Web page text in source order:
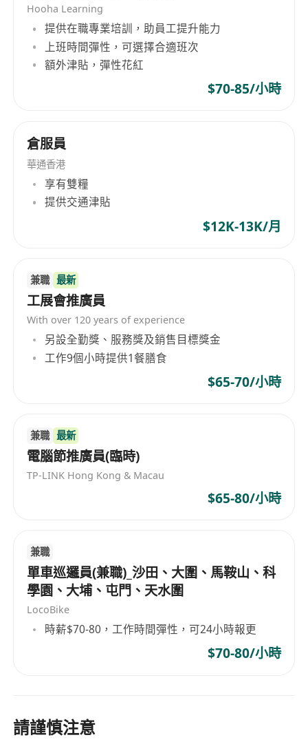
Hooha Learning
提供在職專業培訓，助員工提升能力
上班時間彈性，可選擇合適班次
額外津貼，彈性花紅
$70-85/小時
倉服員
華通香港
享有雙糧
提供交通津貼
$12K-13K/月
兼職 最新
工展會推廣員
With over 120 years of experience
另設全勤獎、服務獎及銷售目標獎金
工作9個小時提供1餐膳食
$65-70/小時
兼職 最新
電腦節推廣員(臨時)
TP-LINK Hong Kong & Macau
$65-80/小時
兼職
單車巡邏員(兼職)_沙田、大圍、馬鞍山、科
學園、大埔、屯門、天水圍
LocoBike
時薪$70-80，工作時間彈性，可24小時報更
$70-80/小時
請謹慎注意